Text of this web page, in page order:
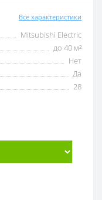
Все характеристики
Mitsubishi Electric
до 40 м²
Нет
Да
28